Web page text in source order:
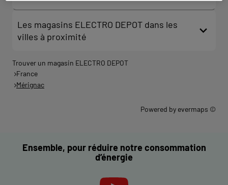
Les magasins ELECTRO DEPOT dans les
villes à proximité
Trouver un magasin ELECTRO DEPOT
France
Mérignac
Powered by evermaps ©
Ensemble, pour réduire notre consommation
d’énergie